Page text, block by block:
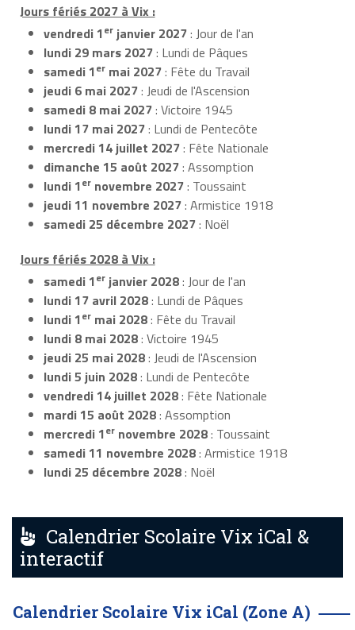
Jours fériés 2027 à Vix :
vendredi 1er janvier 2027: Jour de l'an
lundi 29 mars 2027: Lundi de Pâques
samedi 1er mai 2027: Fête du Travail
jeudi 6 mai 2027: Jeudi de l'Ascension
samedi 8 mai 2027: Victoire 1945
lundi 17 mai 2027: Lundi de Pentecôte
mercredi 14 juillet 2027: Fête Nationale
dimanche 15 août 2027: Assomption
lundi 1er novembre 2027: Toussaint
jeudi 11 novembre 2027: Armistice 1918
samedi 25 décembre 2027: Noël
Jours fériés 2028 à Vix :
samedi 1er janvier 2028: Jour de l'an
lundi 17 avril 2028: Lundi de Pâques
lundi 1er mai 2028: Fête du Travail
lundi 8 mai 2028: Victoire 1945
jeudi 25 mai 2028: Jeudi de l'Ascension
lundi 5 juin 2028: Lundi de Pentecôte
vendredi 14 juillet 2028: Fête Nationale
mardi 15 août 2028: Assomption
mercredi 1er novembre 2028: Toussaint
samedi 11 novembre 2028: Armistice 1918
lundi 25 décembre 2028: Noël
Calendrier Scolaire Vix iCal &
interactif
Calendrier Scolaire Vix iCal (Zone A)